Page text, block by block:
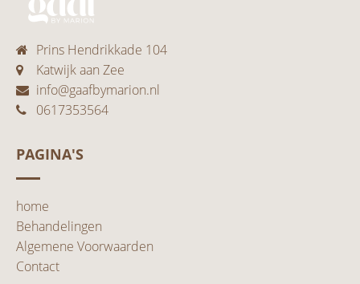
Prins Hendrikkade 104
Katwijk aan Zee
info@gaafbymarion.nl
0617353564
PAGINA'S
home
Behandelingen
Algemene Voorwaarden
Contact